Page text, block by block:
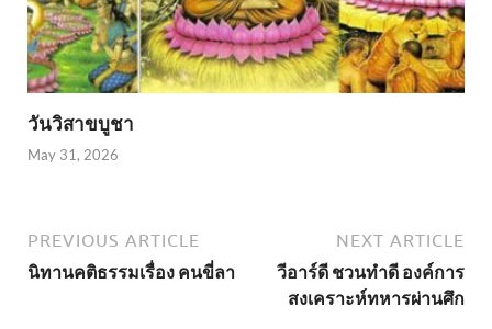
วันวิสาขบูชา
May 31, 2026
PREVIOUS ARTICLE
นิทานคติธรรมเรื่อง คนขี่ลา
NEXT ARTICLE
วีอาร์ดี ชวนทำดี องค์การ
สงเคราะห์ทหารผ่านศึก